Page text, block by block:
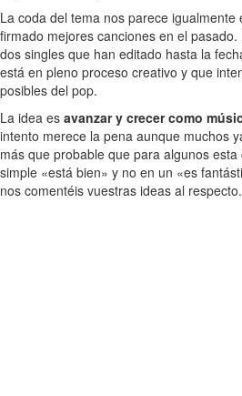
La coda del tema nos parece
firmado mejores canciones en el
dos singles que han editado hasta la
está en pleno proceso creativo y que
posibles del pop.
La idea es avanzar y crecer como
intento merece la pena aunque muchos
más que probable que para algunos
simple «está bien» y no en un «es
nos comentéis vuestras ideas al respecto.